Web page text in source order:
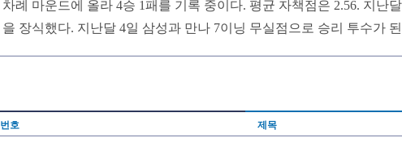
차례 마운드에 올라 4승 1패를 기록 중이다. 평균 자책점은 2.56. 지난
을 장식했다. 지난달 4일 삼성과 만나 7이닝 무실점으로 승리 투수가
번호 제목